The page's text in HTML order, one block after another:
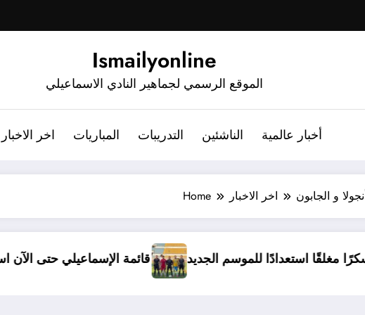
Ismailyonline
الموقع الرسمي لجماهير النادي الاسماعيلي
اخر الاخبار المباريات التدريبات الناشئين أخبار عالمية
Home اخر الاخبار و الجابون
قائمة الإسماعيلي يدخل معسكرًا مغلقًا استعدادًا للموسم الجديد